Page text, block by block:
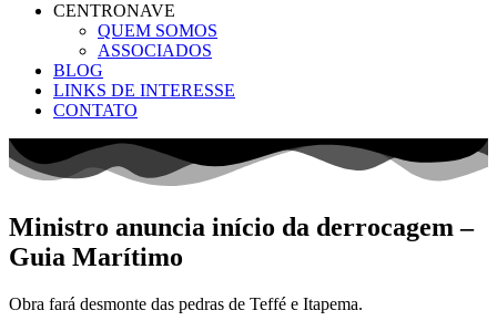
CENTRONAVE
QUEM SOMOS
ASSOCIADOS
BLOG
LINKS DE INTERESSE
CONTATO
Ministro anuncia início da derrocagem –
Guia Marítimo
Obra fará desmonte das pedras de Teffé e Itapema.